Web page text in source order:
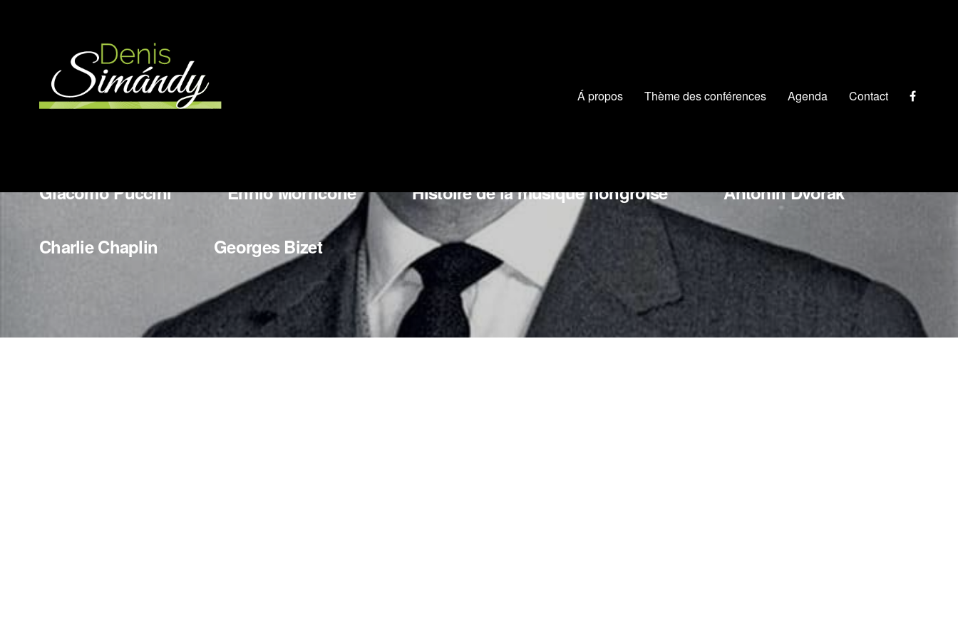
Á propos Thème des conférences Agenda Contact
More Works
Giacomo Puccini Ennio Morricone Histoire de la musique hongroise Antonín Dvořák
Charlie Chaplin Georges Bizet